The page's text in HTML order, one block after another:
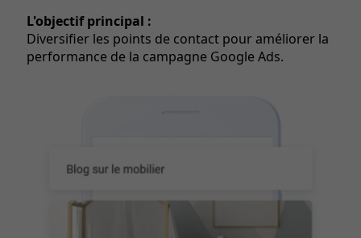
L'objectif principal :
Diversifier les points de contact pour améliorer la
performance de la campagne Google Ads.